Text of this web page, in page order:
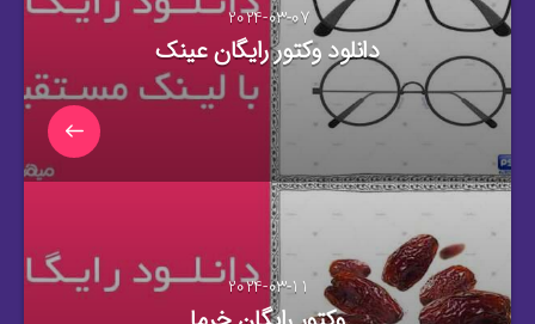
2024-03-07
دانلود وکتور رایگان عینک
2024-03-11